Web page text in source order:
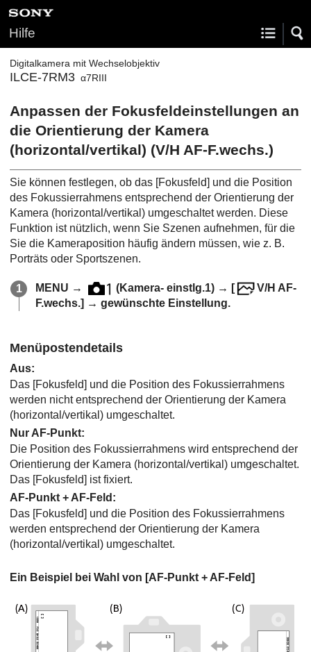
Hilfe
Digitalkamera mit Wechselobjektiv
ILCE-7RM3 α7RIII
Anpassen der Fokusfeldeinstellungen an
die Orientierung der Kamera
(horizontal/vertikal) (V/H AF-F.wechs.)
Sie können festlegen, ob das [Fokusfeld] und die Position
des Fokussierrahmens entsprechend der Orientierung der
Kamera (horizontal/vertikal) umgeschaltet werden. Diese
Funktion ist nützlich, wenn Sie Szenen aufnehmen, für die
Sie die Kameraposition häufig ändern müssen, wie z. B.
Porträts oder Sportszenen.
MENU → (Kamera- einstlg.1) → [
V/H AF-
F.wechs.] → gewünschte Einstellung.
Menüpostendetails
Aus:
Das [Fokusfeld] und die Position des Fokussierrahmens
werden nicht entsprechend der Orientierung der Kamera
(horizontal/vertikal) umgeschaltet.
Nur AF-Punkt:
Die Position des Fokussierrahmens wird entsprechend der
Orientierung der Kamera (horizontal/vertikal) umgeschaltet.
Das [Fokusfeld] ist fixiert.
AF-Punkt + AF-Feld :
Das [Fokusfeld] und die Position des Fokussierrahmens
werden entsprechend der Orientierung der Kamera
(horizontal/vertikal) umgeschaltet.
Ein Beispiel bei Wahl von [AF-Punkt + AF-Feld]